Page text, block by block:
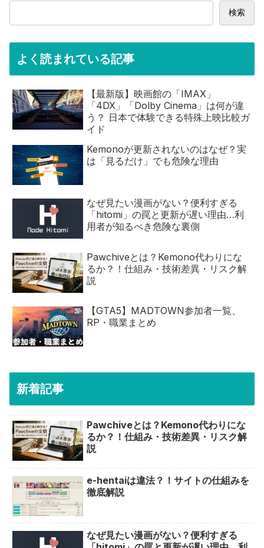
検索
よく読まれている記事
【最新版】映画館の「IMAX」
「4DX」「Dolby Cinema」は何が違
う？ 日本で体験できる特殊上映比較ガ
イド
Kemonoが更新されないのはなぜ？実
は「見るだけ」でも危険な理由
なぜ見たい漫画がない？便利すぎる
「hitomi」の罠と更新が遅い理由…利
用者が知るべき危険な裏側
Pawchiveとは？Kemono代わりにな
るか？！仕組み・技術差異・リスク解
説
【GTA5】MADTOWN参加者一覧、
RP・職業まとめ
新着記事
Pawchiveとは？Kemono代わりにな
るか？！仕組み・技術差異・リスク解
説
e-hentaiは違法？！サイトの仕組みを
徹底解説
なぜ見たい漫画がない？便利すぎる